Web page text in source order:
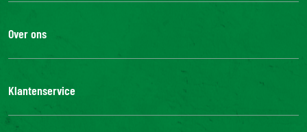
Over ons
De Bonduelle groep
Bonduelle Food Service
Klantenservice
Neem contact met ons op